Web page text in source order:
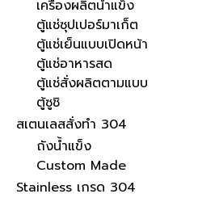
เครื่องผลิตน้ำแข็ง
ตู้แช่ซุปเปอร์มาเก็ต
ตู้แช่เย็นแบบเปิดหน้า
ตู้แช่อาหารสด
ตู้แช่สั่งผลิตตามแบบ
ตู้ซูชิ
สเตนเลสสั่งทำ 304
ถังน้ำแข็ง
Custom Made
Stainless เกรด 304